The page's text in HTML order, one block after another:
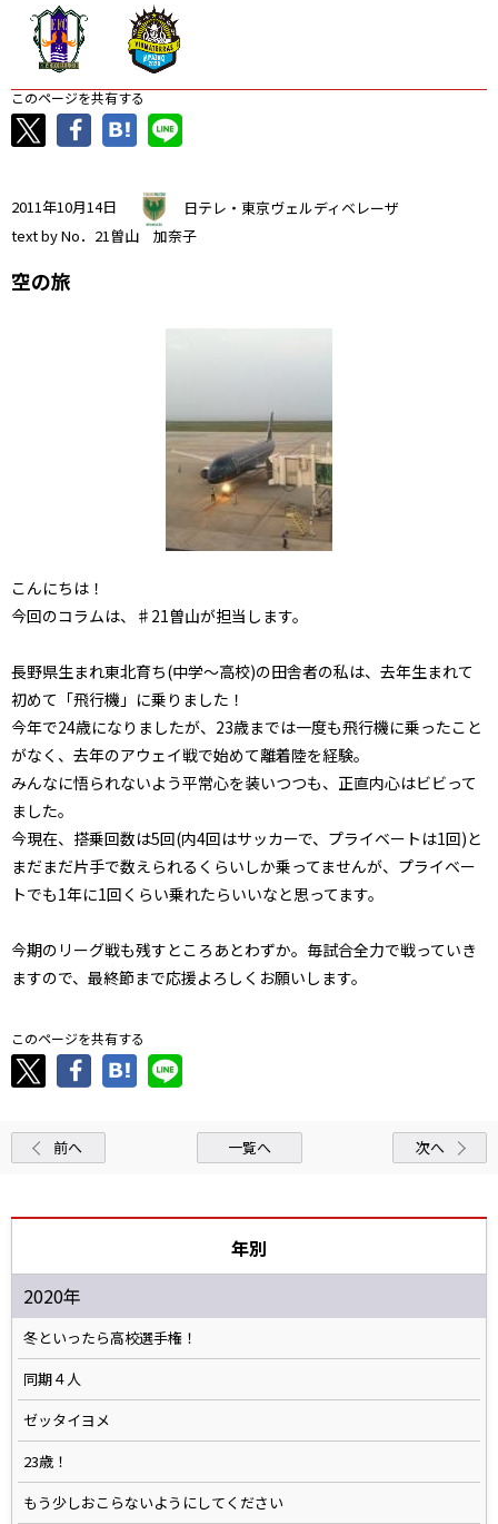
このページを共有する
2011年10月14日
日テレ・東京ヴェルディベレーザ
text by No．21曽山 加奈子
空の旅
こんにちは！
今回のコラムは、♯21曽山が担当します。
長野県生まれ東北育ち(中学～高校)の田舎者の私は、去年生まれて
初めて「飛行機」に乗りました！
今年で24歳になりましたが、23歳までは一度も飛行機に乗ったこと
がなく、去年のアウェイ戦で始めて離着陸を経験。
みんなに悟られないよう平常心を装いつつも、正直内心はビビって
ました。
今現在、搭乗回数は5回(内4回はサッカーで、プライベートは1回)と
まだまだ片手で数えられるくらいしか乗ってませんが、プライベー
トでも1年に1回くらい乗れたらいいなと思ってます。
今期のリーグ戦も残すところあとわずか。毎試合全力で戦っていき
ますので、最終節まで応援よろしくお願いします。
このページを共有する
前へ 一覧へ 次へ
年別
2020年
冬といったら高校選手権！
同期４人
ゼッタイヨメ
23歳！
もう少しおこらないようにしてください